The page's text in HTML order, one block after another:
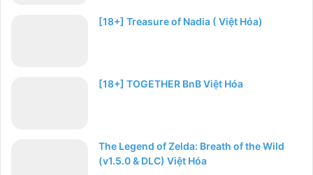
[18+] Treasure of Nadia ( Việt Hóa)
[18+] TOGETHER BnB Việt Hóa
The Legend of Zelda: Breath of the Wild
(v1.5.0 & DLC) Việt Hóa